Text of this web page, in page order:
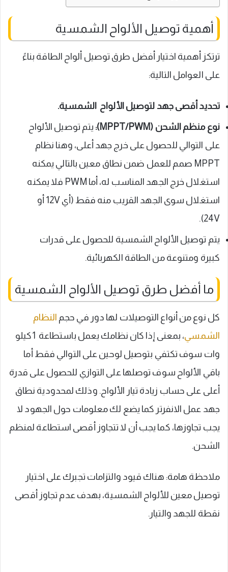
أهمية توصيل الألواح الشمسية
ترتكز أهمية اختيار أفضل طرق توصيل ألواح الطاقة بناءً
على العوامل التالية:
تحديد أقصى جهد لتوصيل الألواح الشمسية.
نوع منظم الشحن (MPPT/PWM):
يتم توصيل الألواح
على التوالي للحصول على خرج جهد أعلى، وهنا نظام
MPPT صمم للعمل ضمن نطاق معين بالتالي يمكنه
استغلال خرج الجهد المناسب له، أما PWM فلا يمكنه
استغلال سوى الجهد القريب منه فقط (أي 12V أو
24V).
يتم توصيل الألواح الشمسية للحصول على قدرات
كبيرة ومتنوعة من الطاقة الكهربائية.
ما أفضل طرق توصيل الألواح الشمسية
كل نوع من أنواع التوصيلات لها دور في حجم النظام
الشمسي
، بمعنى إذا كان نظامك يعمل باستطاعة 1كيلو
وات سوف تكتفي بتوصيل لوحين على التوالي فقط أما
باقي الألواح سوف توصلها على التوازي للحصول على قدرة
أعلى على حساب زيادة تيار الألواح. وذلك لمحدودية نطاق
جهد عمل الانفرتر كما يضع لك معلومات حول الجهود لا
يجب تجاوزها، كما يجب أن لا تتجاوز أقصى استطاعة لمنظم
الشحن.
ملاحظة هامة: هناك قيود والتزامات تجبرك على اختيار
توصيل معين للألواح الشمسية، بهدف عدم تجاوز أقصى
نقطة للجهد والتيار.